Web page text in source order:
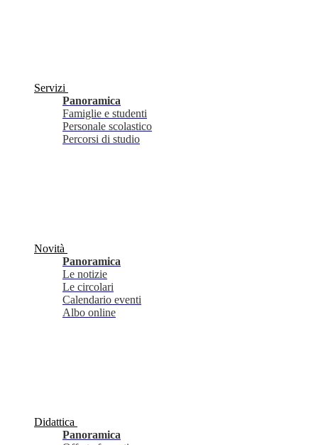
Servizi
Panoramica
Famiglie e studenti
Personale scolastico
Percorsi di studio
Novità
Panoramica
Le notizie
Le circolari
Calendario eventi
Albo online
Didattica
Panoramica